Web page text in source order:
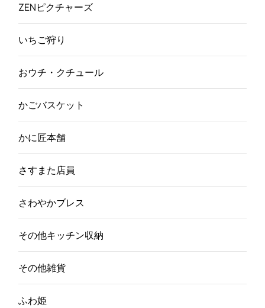
ZENピクチャーズ
いちご狩り
おウチ・クチュール
かごバスケット
かに匠本舗
さすまた店員
さわやかブレス
その他キッチン収納
その他雑貨
ふわ姫